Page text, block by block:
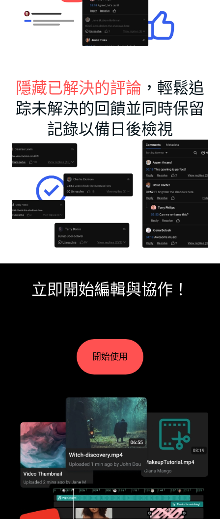
隱藏已解決的評論 ，輕鬆追
踪未解決的回饋並同時保留
記錄以備日後檢視
立即開始編輯與協作！
開始使用